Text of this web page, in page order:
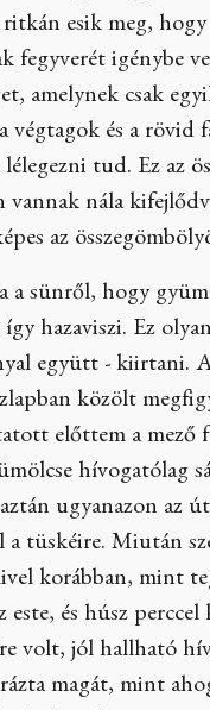
esik meg,
fegyverét igénybe
amelynek csak
végtagok és a
tud. Ez az
vannak nála
az
sünről, hogy
így hazaviszi. Ez
együtt -
közölt
előttem a mező
hívogatólag
ugyanazon az
tüskéire. Miután
korábban, mint
és húsz
volt, jól hallható
magát, mint